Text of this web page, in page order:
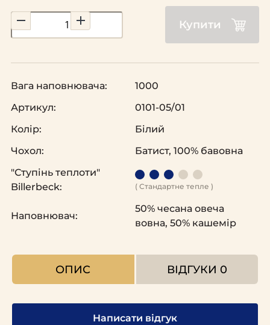
Купити
Вага наповнювача:
1000
Артикул:
0101-05/01
Колір:
Білий
Чохол:
Батист, 100% бавовна
"Ступінь теплоти"
Billerbeck:
( Стандартне тепле )
Наповнювач:
50% чесана овеча
вовна, 50% кашемір
ОПИС ВІДГУКИ 0
Написати відгук